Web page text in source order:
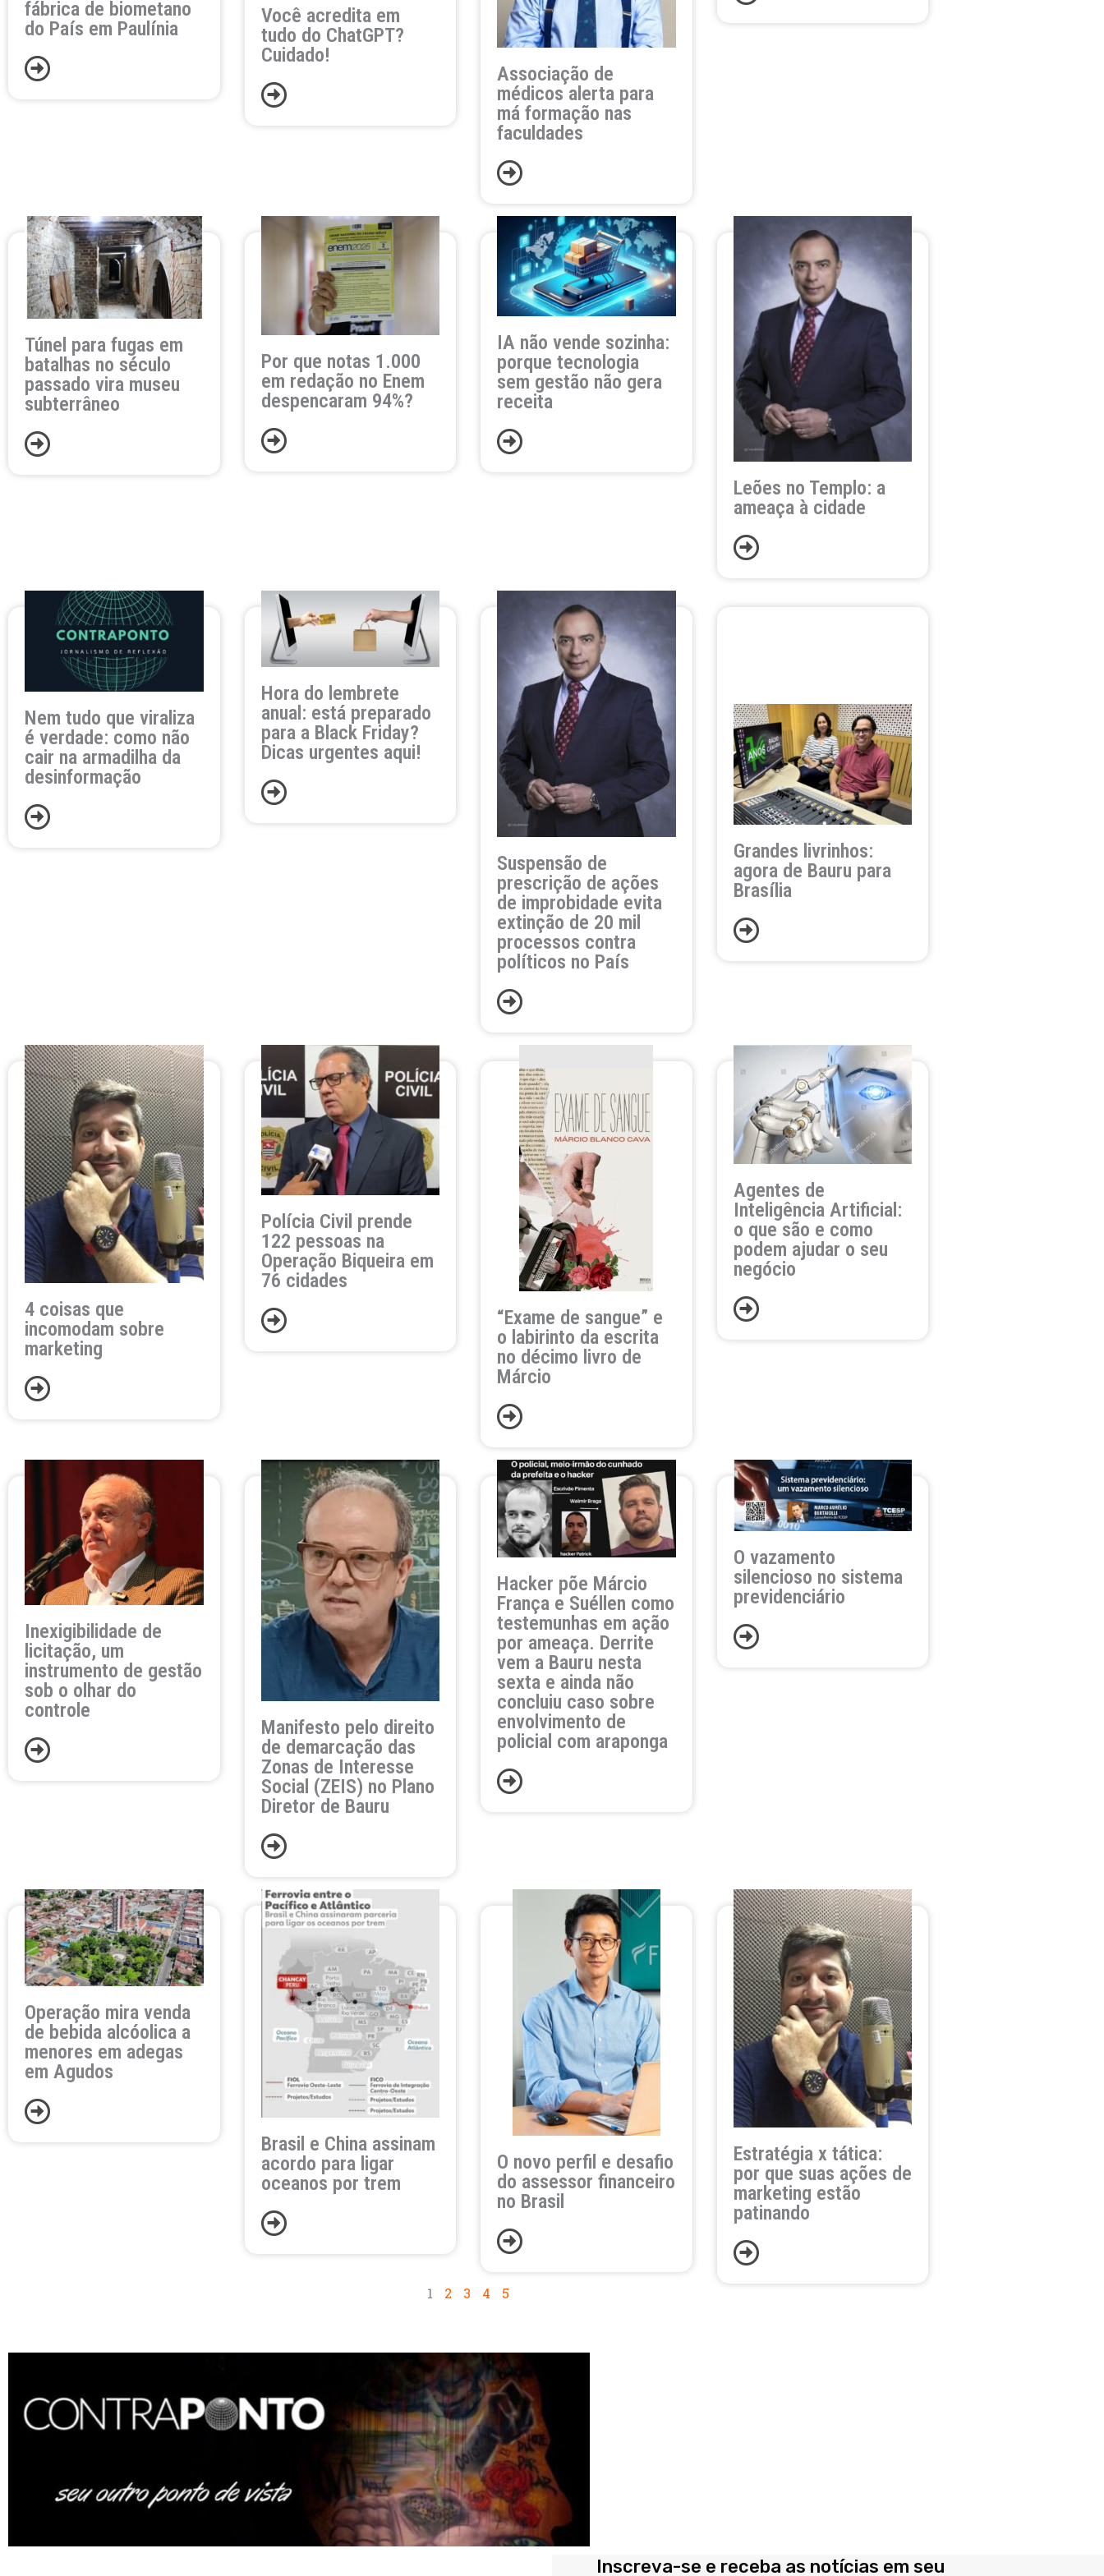
fábrica de biometano
do País em Paulínia
Você acredita em
tudo do ChatGPT?
Cuidado!
Associação de
médicos alerta para
má formação nas
faculdades
Túnel para fugas em
batalhas no século
passado vira museu
subterrâneo
Por que notas 1.000
em redação no Enem
despencaram 94%?
IA não vende sozinha:
porque tecnologia
sem gestão não gera
receita
Leões no Templo: a
ameaça à cidade
Nem tudo que viraliza
é verdade: como não
cair na armadilha da
desinformação
Hora do lembrete
anual: está preparado
para a Black Friday?
Dicas urgentes aqui!
Suspensão de
prescrição de ações
de improbidade evita
extinção de 20 mil
processos contra
políticos no País
Grandes livrinhos:
agora de Bauru para
Brasília
4 coisas que
incomodam sobre
marketing
Polícia Civil prende
122 pessoas na
Operação Biqueira em
76 cidades
“Exame de sangue” e
o labirinto da escrita
no décimo livro de
Márcio
Agentes de
Inteligência Artificial:
o que são e como
podem ajudar o seu
negócio
Inexigibilidade de
licitação, um
instrumento de gestão
sob o olhar do
controle
Manifesto pelo direito
de demarcação das
Zonas de Interesse
Social (ZEIS) no Plano
Diretor de Bauru
Hacker põe Márcio
França e Suéllen como
testemunhas em ação
por ameaça. Derrite
vem a Bauru nesta
sexta e ainda não
concluiu caso sobre
envolvimento de
policial com araponga
O vazamento
silencioso no sistema
previdenciário
Operação mira venda
de bebida alcóolica a
menores em adegas
em Agudos
Brasil e China assinam
acordo para ligar
oceanos por trem
O novo perfil e desafio
do assessor financeiro
no Brasil
Estratégia x tática:
por que suas ações de
marketing estão
patinando
1 2 3 4 5
Inscreva-se e receba as notícias em seu